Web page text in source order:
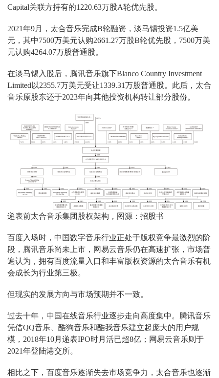
Capital关联方持有的1220.63万股A轮优先股。
2021年9月，太合音乐完成B轮融资，淡马锡投资1.5亿美
元，其中7500万美元认购2661.27万股B轮优先股，7500万美
元认购4264.07万股普通股。
在淡马锡入股后，腾讯音乐旗下Blanco Country Investment
Limited以2355.7万美元受让1339.31万股普通股。此后，太合
音乐原股东还于2023年向其他投资机构转让部分股份。
递表前太合音乐集团股权架构，图源：招股书
百度入场时，中国数字音乐行业正处于版权竞争最激烈的阶
段，腾讯音乐尚未上市，网易云音乐仍在高速扩张，市场普
遍认为，拥有百度流量入口和丰富版权资源的太合音乐有机
会成长为行业第三极。
但现实的发展方向与市场预期并不一致。
过去十年，中国在线音乐行业逐步走向高度集中。腾讯音乐
凭借QQ音乐、酷狗音乐和酷我音乐建立起庞大的用户规
模，2018年10月递表IPO时月活已超8亿；网易云音乐则于
2021年登陆港交所。
相比之下，百度音乐逐渐失去市场竞争力，太合音乐也逐渐